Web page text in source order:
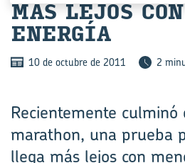
MÁS LEJOS
ENER­GÍA
10 de octubre de 2011 2
Recientemente
marathon, una prueba
llega más lejos con